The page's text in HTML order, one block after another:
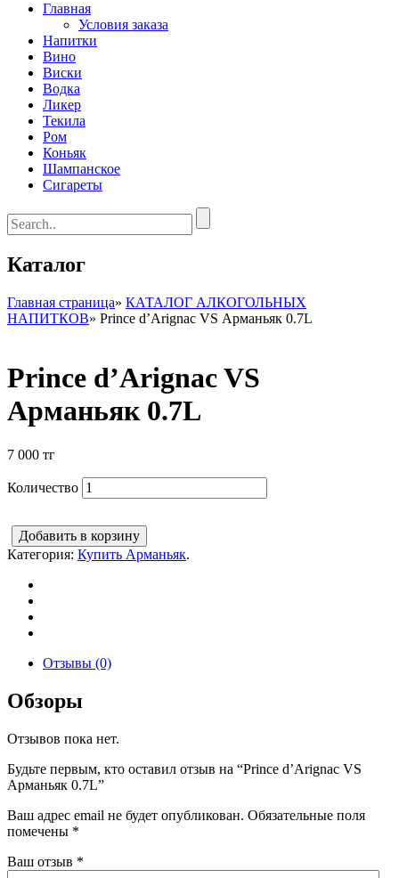
Главная
Условия заказа
Напитки
Вино
Виски
Водка
Ликер
Текила
Ром
Коньяк
Шампанское
Сигареты
Каталог
Главная страница» КАТАЛОГ АЛКОГОЛЬНЫХ
НАПИТКОВ» Prince d’Arignac VS Арманьяк 0.7L
Prince d’Arignac VS
Арманьяк 0.7L
7 000 тг
Количество
Добавить в корзину
Категория: Купить Арманьяк.
Отзывы (0)
Обзоры
Отзывов пока нет.
Будьте первым, кто оставил отзыв на “Prince d’Arignac VS
Арманьяк 0.7L”
Ваш адрес email не будет опубликован. Обязательные поля
помечены *
Ваш отзыв *